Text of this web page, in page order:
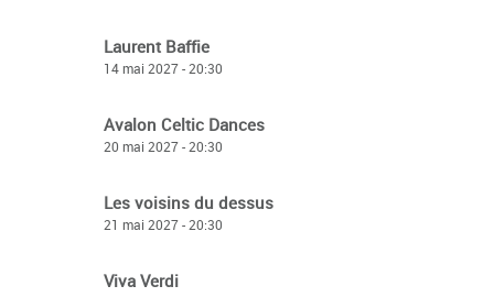
Laurent Baffie
14 mai 2027 - 20:30
Avalon Celtic Dances
20 mai 2027 - 20:30
Les voisins du dessus
21 mai 2027 - 20:30
Viva Verdi